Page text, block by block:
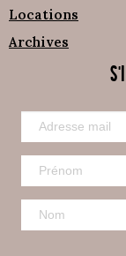
Locations
Archives